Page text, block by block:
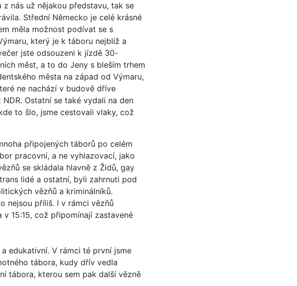
nás už nějakou představu, tak se
Střední Německo je celé krásné
měla možnost podívat se s
který je k táboru nejblíž a
jste odsouzeni k jízdě 30-
měst, a to do Jeny s bleším trhem
města na západ od Výmaru,
ne nachází v budově dříve
Ostatní se také vydali na den
to šlo, jsme cestovali vlaky, což
připojených táborů po celém
pracovní, a ne vyhlazovací, jako
se skládala hlavně z Židů, gay
lidé a ostatní, byli zahrnuti pod
vězňů a kriminálníků.
nejsou příliš. I v rámci vězňů
v 15:15, což připomínají zastavené
edukativní. V rámci té první jsme
tábora, kudy dřív vedla
tábora, kterou sem pak další vězně